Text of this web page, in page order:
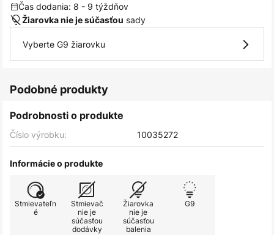
Čas dodania: 8 - 9 týždňov
Žiarovka nie je súčasťou sady
Vyberte G9 žiarovku
Podobné produkty
Podrobnosti o produkte
Číslo výrobku: 10035272
Informácie o produkte
Stmievateľn
é
Stmievač
nie je
súčasťou
dodávky
Žiarovka
nie je
súčasťou
balenia
G9